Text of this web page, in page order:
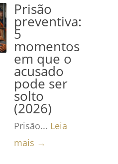
Prisão
preventiva:
5
momentos
em que o
acusado
pode ser
solto
(2026)
Prisão... Leia
mais →